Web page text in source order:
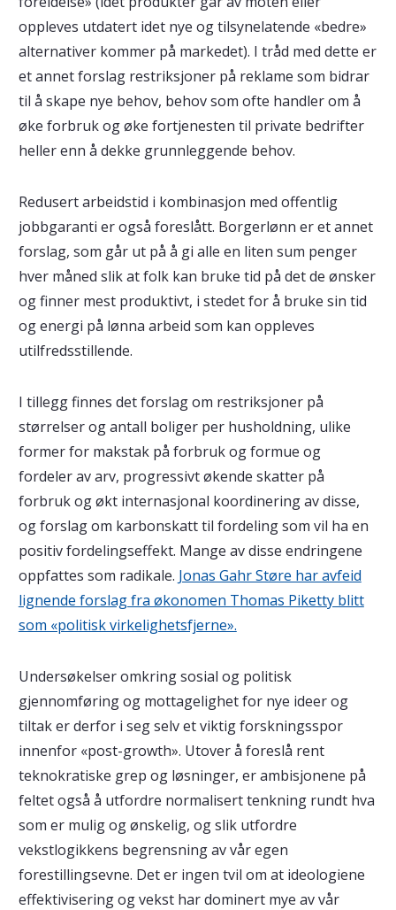
oppleves utdatert idet nye og tilsynelatende «bedre»
alternativer kommer på markedet). I tråd med dette er
et annet forslag restriksjoner på reklame som bidrar
til å skape nye behov, behov som ofte handler om å
øke forbruk og øke fortjenesten til private bedrifter
heller enn å dekke grunnleggende behov.
Redusert arbeidstid i kombinasjon med offentlig
jobbgaranti er også foreslått. Borgerlønn er et annet
forslag, som går ut på å gi alle en liten sum penger
hver måned slik at folk kan bruke tid på det de ønsker
og finner mest produktivt, i stedet for å bruke sin tid
og energi på lønna arbeid som kan oppleves
utilfredsstillende.
I tillegg finnes det forslag om restriksjoner på
størrelser og antall boliger per husholdning, ulike
former for makstak på forbruk og formue og
fordeler av arv, progressivt økende skatter på
forbruk og økt internasjonal koordinering av disse,
og forslag om karbonskatt til fordeling som vil ha en
positiv fordelingseffekt. Mange av disse endringene
oppfattes som radikale. Jonas Gahr Støre har avfeid
lignende forslag fra økonomen Thomas Piketty blitt
som «politisk virkelighetsfjerne».
Undersøkelser omkring sosial og politisk
gjennomføring og mottagelighet for nye ideer og
tiltak er derfor i seg selv et viktig forskningsspor
innenfor «post-growth». Utover å foreslå rent
teknokratiske grep og løsninger, er ambisjonene på
feltet også å utfordre normalisert tenkning rundt hva
som er mulig og ønskelig, og slik utfordre
vekstlogikkens begrensning av vår egen
forestillingsevne. Det er ingen tvil om at ideologiene
effektivisering og vekst har dominert mye av vår